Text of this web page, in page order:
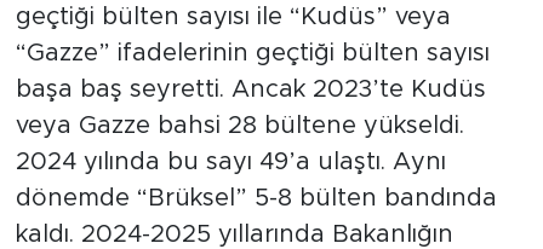
geçtiği bülten sayısı ile “Kudüs” veya
“Gazze” ifadelerinin geçtiği bülten sayısı
başa baş seyretti. Ancak 2023’te Kudüs
veya Gazze bahsi 28 bültene yükseldi.
2024 yılında bu sayı 49’a ulaştı. Aynı
dönemde “Brüksel” 5-8 bülten bandında
kaldı. 2024-2025 yıllarında Bakanlığın